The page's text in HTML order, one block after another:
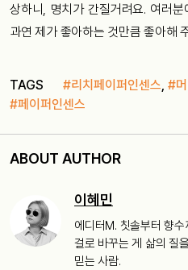
상하니, 명치가 간질거려요. 여러
과연 제가 좋아하는 것만큼 좋아해
TAGS #리치페이퍼인센스, #
#페이퍼인센스
ABOUT AUTHOR
이혜민
에디터M. 칫솔부터 향
걸로 바꾸는 게 삶의 질
믿는 사람.